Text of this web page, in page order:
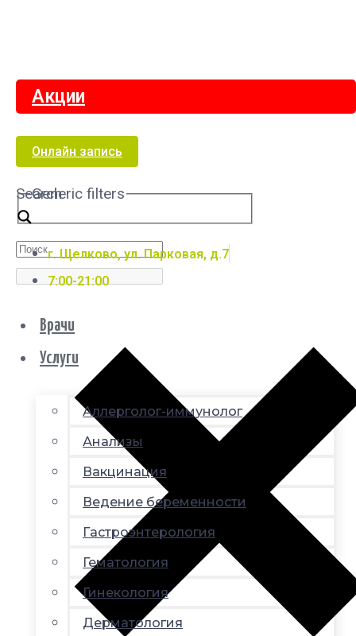
Акции
Онлайн запись
Search
Generic filters
г. Щелково, ул. Парковая, д.7
7:00-21:00
Врачи
Услуги
Аллерголог-иммунолог
Анализы
Вакцинация
Ведение беременности
Гастроэнтерология
Гематология
Гинекология
Дерматология